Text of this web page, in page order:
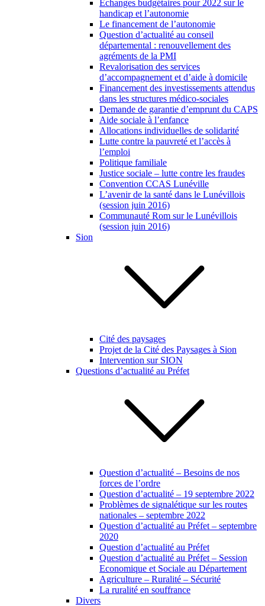
Échanges budgétaires pour 2022 sur le
handicap et l’autonomie
Le financement de l’autonomie
Question d’actualité au conseil
départemental : renouvellement des
agréments de la PMI
Revalorisation des services
d’accompagnement et d’aide à domicile
Financement des investissements attendus
dans les structures médico-sociales
Demande de garantie d’emprunt du CAPS
Aide sociale à l’enfance
Allocations individuelles de solidarité
Lutte contre la pauvreté et l’accès à
l’emploi
Politique familiale
Justice sociale – lutte contre les fraudes
Convention CCAS Lunéville
L’avenir de la santé dans le Lunévillois
(session juin 2016)
Communauté Rom sur le Lunévillois
(session juin 2016)
Sion
Cité des paysages
Projet de la Cité des Paysages à Sion
Intervention sur SION
Questions d’actualité au Préfet
Question d’actualité – Besoins de nos
forces de l’ordre
Question d’actualité – 19 septembre 2022
Problèmes de signalétique sur les routes
nationales – septembre 2022
Question d’actualité au Préfet – septembre
2020
Question d’actualité au Préfet
Question d’actualité au Préfet – Session
Economique et Sociale au Département
Agriculture – Ruralité – Sécurité
La ruralité en souffrance
Divers